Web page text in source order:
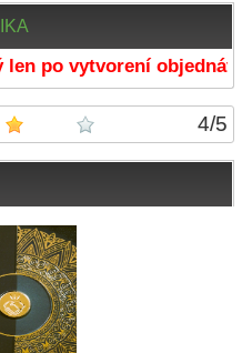
po vytvorení
4/5